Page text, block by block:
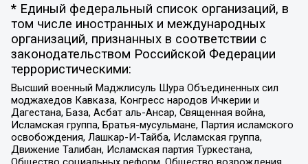
* Единый федеральный список организаций, в
том числе иностранных и международных
организаций, признанных в соответствии с
законодательством Российской Федерации
террористическими:
Высший военный Маджлисуль Шура Объединенных сил
моджахедов Кавказа, Конгресс народов Ичкерии и
Дагестана, База, Асбат аль-Ансар, Священная война,
Исламская группа, Братья-мусульмане, Партия исламского
освобождения, Лашкар-И-Тайба, Исламская группа,
Движение Талибан, Исламская партия Туркестана,